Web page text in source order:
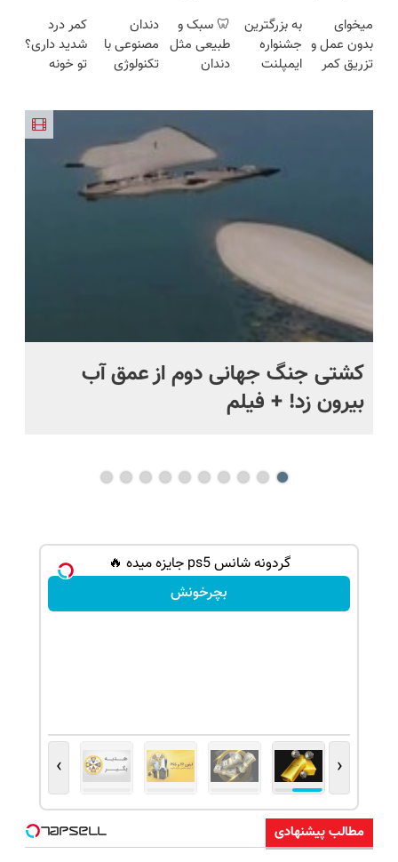
ساخت!!!
آیفون17 و
بیت کوین
🔥
بدون قرص
و دارو
درمنزل
درمانش کن
میخوای
بدون عمل و
تزریق کمر
به بزرگترین
جشنواره
ایمپلنت
🦷 سبک و
طبیعی مثل
دندان
اقساطی 💳
📍 تهران
دندان
مصنوعی با
تکنولوژی
کمر درد
شدید داری؟
تو خونه
رو پرکن)
کشتی‌ جنگ جهانی دوم از عمق آب
بیرون زد! + فیلم
گردونه شانس ps5 جایزه میده 🔥
بچرخونش
‹
›
مطالب پیشنهادی